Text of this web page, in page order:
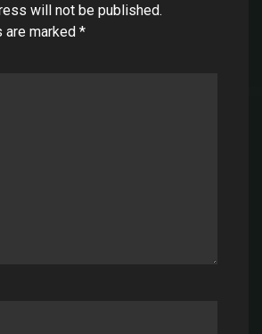
will not be published.
are marked *